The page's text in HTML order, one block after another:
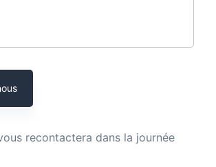
recontactera dans la journée